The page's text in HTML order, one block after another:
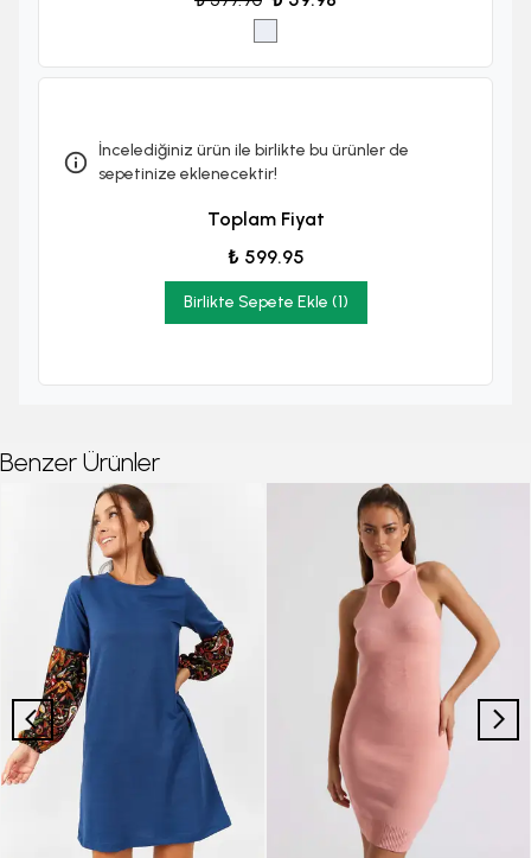
İncelediğiniz ürün ile birlikte bu ürünler de
sepetinize eklenecektir!
Toplam Fiyat
₺ 599.95
Birlikte Sepete Ekle (1)
Benzer Ürünler